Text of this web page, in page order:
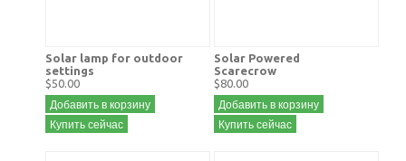
Solar lamp for outdoor
settings
$50.00
Добавить в корзину
Купить сейчас
Solar Powered
Scarecrow
$80.00
Добавить в корзину
Купить сейчас